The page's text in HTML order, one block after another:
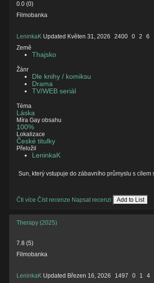
0.0(0)
Filmobanka
LeninkaK Updated Květen 31, 2026 2400 0 2
6
Země
Thajsko
Žánr
Dle knihy / komiksu
Drama
TV/WEB seriál
Téma
Láska
Míra Gay obsahu
100%
Lokalizace
České titulky
Přeložil
LeninkaK
Sun, který vstupuje do zábavního průmyslu s
Čti více Číst recenze Napsat recenzi Add to List
Therapy (2025)
7.8(5)
Filmobanka
LeninkaK Updated Březen 16, 2026 1497 0 1
4